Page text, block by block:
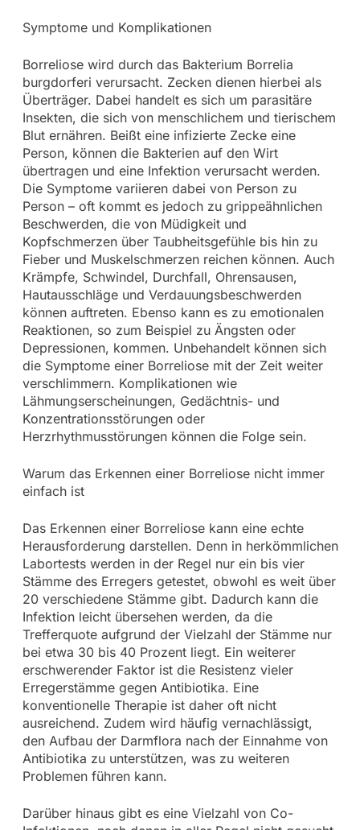
Symptome und Komplikationen
Borreliose wird durch das Bakterium Borrelia
burgdorferi verursacht. Zecken dienen hierbei als
Überträger. Dabei handelt es sich um parasitäre
Insekten, die sich von menschlichem und tierischem
Blut ernähren. Beißt eine infizierte Zecke eine
Person, können die Bakterien auf den Wirt
übertragen und eine Infektion verursacht werden.
Die Symptome variieren dabei von Person zu
Person – oft kommt es jedoch zu grippeähnlichen
Beschwerden, die von Müdigkeit und
Kopfschmerzen über Taubheitsgefühle bis hin zu
Fieber und Muskelschmerzen reichen können. Auch
Krämpfe, Schwindel, Durchfall, Ohrensausen,
Hautausschläge und Verdauungsbeschwerden
können auftreten. Ebenso kann es zu emotionalen
Reaktionen, so zum Beispiel zu Ängsten oder
Depressionen, kommen. Unbehandelt können sich
die Symptome einer Borreliose mit der Zeit weiter
verschlimmern. Komplikationen wie
Lähmungserscheinungen, Gedächtnis- und
Konzentrationsstörungen oder
Herzrhythmusstörungen können die Folge sein.
Warum das Erkennen einer Borreliose nicht immer
einfach ist
Das Erkennen einer Borreliose kann eine echte
Herausforderung darstellen. Denn in herkömmlichen
Labortests werden in der Regel nur ein bis vier
Stämme des Erregers getestet, obwohl es weit über
20 verschiedene Stämme gibt. Dadurch kann die
Infektion leicht übersehen werden, da die
Trefferquote aufgrund der Vielzahl der Stämme nur
bei etwa 30 bis 40 Prozent liegt. Ein weiterer
erschwerender Faktor ist die Resistenz vieler
Erregerstämme gegen Antibiotika. Eine
konventionelle Therapie ist daher oft nicht
ausreichend. Zudem wird häufig vernachlässigt,
den Aufbau der Darmflora nach der Einnahme von
Antibiotika zu unterstützen, was zu weiteren
Problemen führen kann.
Darüber hinaus gibt es eine Vielzahl von Co-